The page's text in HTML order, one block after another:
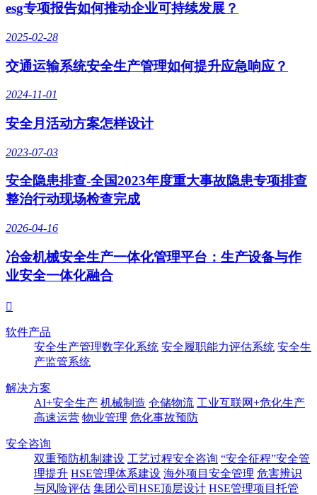
esg专项报告如何推动企业可持续发展？
2025-02-28
交通运输系统安全生产管理如何提升应急响应？
2024-11-01
安全月活动方案怎样设计
2023-07-03
安全隐患排查-全国2023年度重大事故隐患专项排查
整治行动现场检查完成
2026-04-16
冶金机械安全生产一体化管理平台：生产设备与作
业安全一体化融合

软件产品
安全生产管理数字化系统 安全履职能力评估系统 安全生
产监管系统
解决方案
AI+安全生产 机械制造 仓储物流 工业互联网+危化生产
高速运营 物业管理 危化事故预防
安全咨询
双重预防机制建设 工艺过程安全咨询 “安全征程”安全管
理提升 HSE管理体系建设 海外项目安全管理 危害辨识
与风险评估 集团公司HSE顶层设计 HSE管理项目托管